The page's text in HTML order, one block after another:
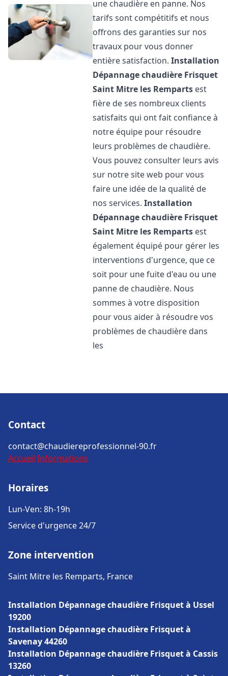
une chaudière en panne. Nos
tarifs sont compétitifs et nous
offrons des garanties sur nos
travaux pour vous donner
entière satisfaction.Installation
Dépannage chaudière Frisquet
Saint Mitre les Remparts est
fière de ses nombreux clients
satisfaits qui ont fait confiance à
notre équipe pour résoudre
leurs problèmes de chaudière.
Vous pouvez consulter leurs avis
sur notre site web pour vous
faire une idée de la qualité de
nos services.Installation
Dépannage chaudière Frisquet
Saint Mitre les Remparts est
également équipé pour gérer les
interventions d'urgence, que ce
soit pour une fuite d'eau ou une
panne de chaudière. Nous
sommes à votre disposition
pour vous aider à résoudre vos
problèmes de chaudière dans
les
Contact
contact@chaudiereprofessionnel-90.fr
Accueil Informations
Horaires
Lun-Ven: 8h-19h
Service d'urgence 24/7
Zone intervention
Saint Mitre les Remparts, France
Installation Dépannage chaudière Frisquet à Ussel
19200
Installation Dépannage chaudière Frisquet à
Savenay 44260
Installation Dépannage chaudière Frisquet à Cassis
13260